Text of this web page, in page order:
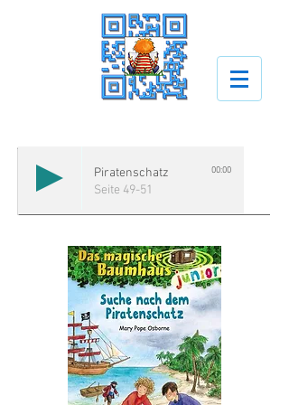
Piratenschatz
Seite 49-51
00:00